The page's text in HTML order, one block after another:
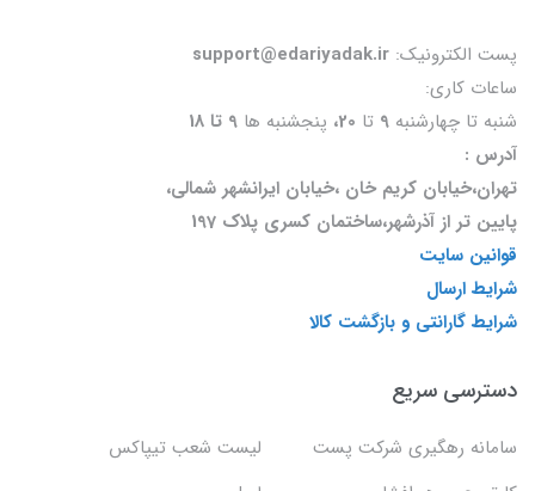
پست الکترونیک:
ساعات کاری:
شنبه تا چهارشنبه 9 تا 20، پنجشنبه ها
آدرس :
تهران،خیابان کریم خان ،خیابان ایرانشهر شمالی،
پایین تر از آذرشهر،ساختمان کسری پلاک 197
قوانین سایت
شرایط ارسال
شرایط گارانتی و بازگشت کالا
دسترسی سریع
سامانه رهگیری شرکت پست
لیست شعب تیپاکس